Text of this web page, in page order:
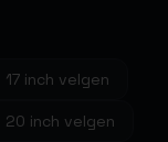
17 inch velgen
20 inch velgen